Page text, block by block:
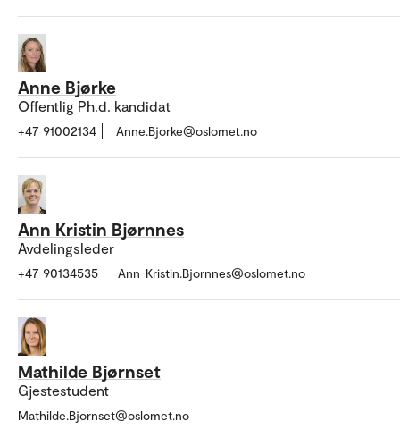
Anne Bjørke
Offentlig Ph.d. kandidat
+47 91002134 Anne.Bjorke@oslomet.no
Ann Kristin Bjørnnes
Avdelingsleder
+47 90134535 Ann-Kristin.Bjornnes@oslomet.no
Mathilde Bjørnset
Gjestestudent
Mathilde.Bjornset@oslomet.no